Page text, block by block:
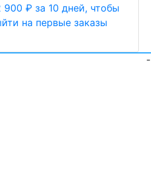
900 ₽ за 10 дней, чтобы
на первые заказы
-